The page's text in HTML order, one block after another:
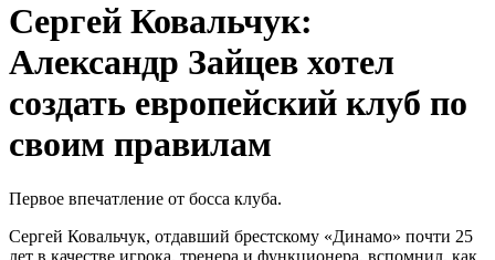
Сергей Ковальчук:
Александр Зайцев хотел
создать европейский клуб по
своим правилам
Первое впечатление от босса клуба.
Сергей Ковальчук, отдавший брестскому «Динамо» почти 25
лет в качестве игрока, тренера и функционера, вспомнил, как